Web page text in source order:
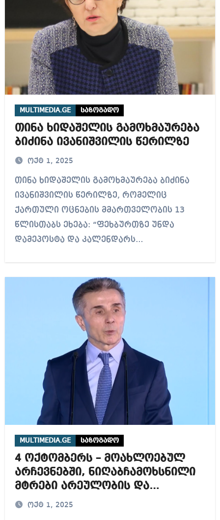
MULTIMEDIA.GE საზოგადო
თინა ხიდაშელის გამოხმაურება
ბიძინა ივანიშვილის წერილზე
ოქტ 1, 2025
თინა ხიდაშელის გამოხმაურება ბიძინა
ივანიშვილის წერილზე, რომელიც
ქართული ოცნების მმართველობის 13
წლისთაბს ეხება: “ფეხბურთზე უნდა
დამეპოსტა და კალენდარს…
MULTIMEDIA.GE საზოგადო
4 ოქტომბერს – მოახლოებულ
არჩევნებში, ნიღაბჩამოხსნილი
მტრები არეულობის და
სახელმწიფო გადატრიალების
ოქტ 1, 2025